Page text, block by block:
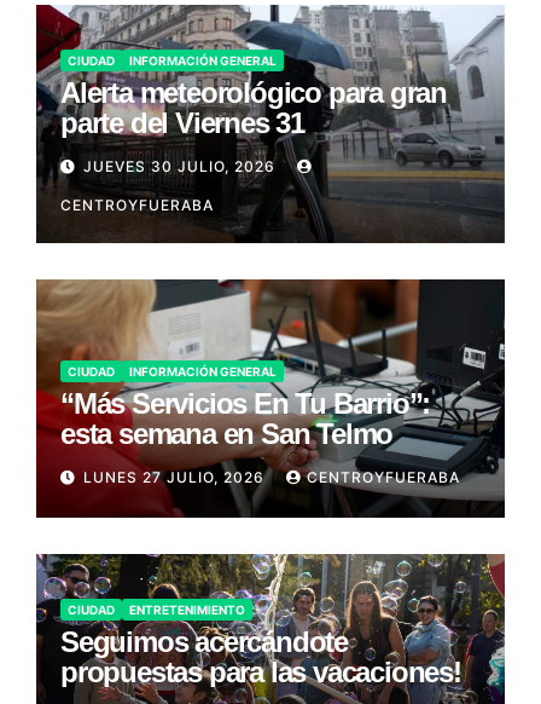
CIUDAD INFORMACIÓN GENERAL
Alerta meteorológico para gran
parte del Viernes 31
JUEVES 30 JULIO, 2026
CENTROYFUERABA
CIUDAD INFORMACIÓN GENERAL
“Más Servicios En Tu Barrio”:
esta semana en San Telmo
LUNES 27 JULIO, 2026 CENTROYFUERABA
CIUDAD ENTRETENIMIENTO
Seguimos acercándote
propuestas para las vacaciones!